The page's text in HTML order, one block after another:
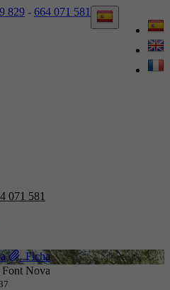
829 - 664 071 581
071 581
Ficha
Font Nova